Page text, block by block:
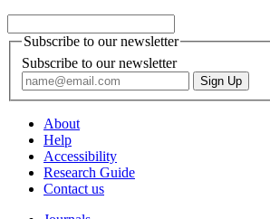
Subscribe to our newsletter
Subscribe to our newsletter
About
Help
Accessibility
Research Guide
Contact us